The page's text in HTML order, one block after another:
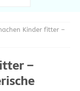
Kinder fitter –
–